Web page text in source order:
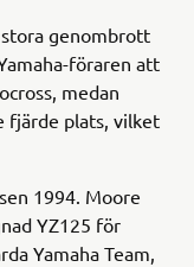
genombrott
föraren att
medan
fjärde plats, vilket
1994. Moore
YZ125 för
Yamaha Team,